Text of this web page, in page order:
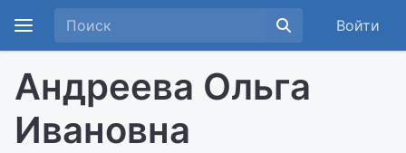
Войти
Андреева Ольга
Ивановна